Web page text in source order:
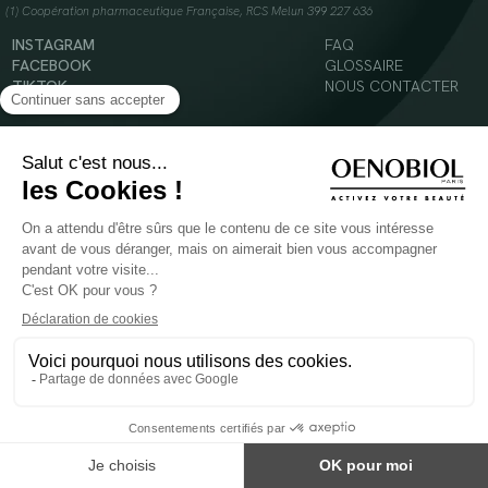
(1) Coopération pharmaceutique Française, RCS Melun 399 227 636
INSTAGRAM
FACEBOOK
TIKTOK
YOUTUBE
FAQ
GLOSSAIRE
NOUS CONTACTER
© 2024 Oenobiol Paris
Mentions légales
Politique en matière de cookies
POUR VOTRE SANTÉ, MANGEZ AU MOINS CINQ FRUITS ET LÉGUMES PAR JOUR -
Les complément alimentaires doivent être utilisés dans le cadre d'un mode de vie sain et
ne pas être utilisés comme substituts d'un régimes alimentaire varié et équilibré.